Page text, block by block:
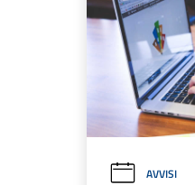
AVVISI